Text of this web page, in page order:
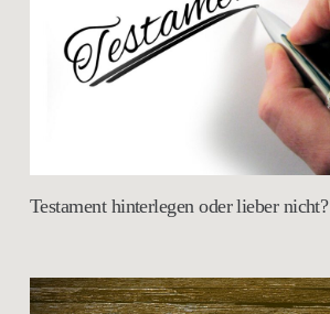
Testament hinterlegen oder lieber nicht?